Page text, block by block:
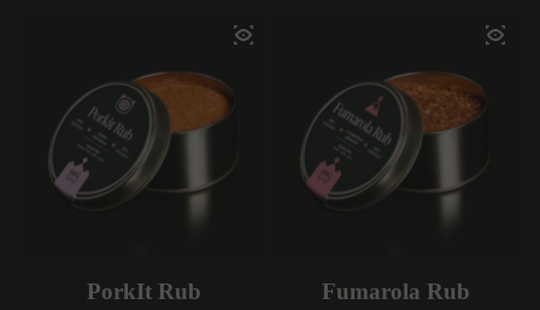
PorkIt Rub Fumarola Rub